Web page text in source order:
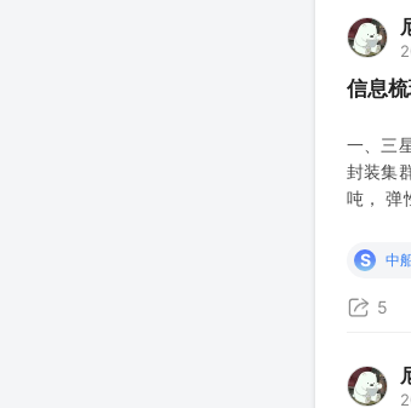
信息
一、三
封装集
吨， 弹
和思
S 中
5